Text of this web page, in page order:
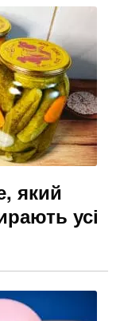
який
усі